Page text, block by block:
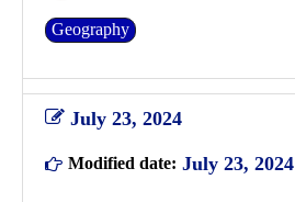
Geography
July 23, 2024
Modified date: July 23, 2024